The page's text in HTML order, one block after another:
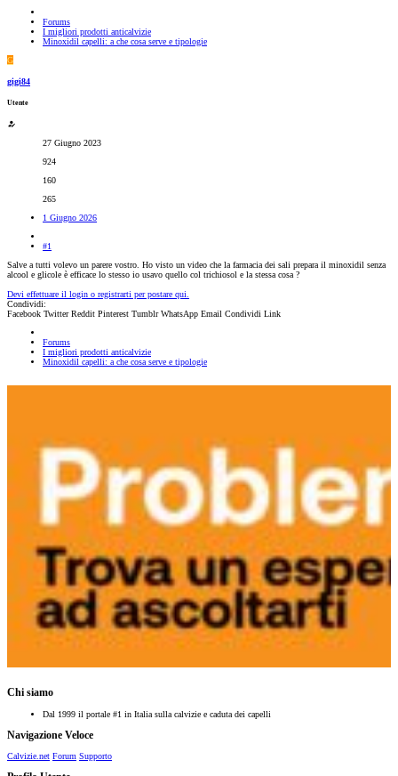
Forums
I migliori prodotti anticalvizie
Minoxidil capelli: a che cosa serve e tipologie
G
gigi84
Utente
27 Giugno 2023
924
160
265
1 Giugno 2026
#1
Salve a tutti volevo un parere vostro. Ho visto un video che la farmacia dei sali prepara il minoxidil senza
alcool e glicole è efficace lo stesso io usavo quello col trichiosol e la stessa cosa ?
Devi effettuare il login o registrarti per postare qui.
Condividi:
Facebook Twitter Reddit Pinterest Tumblr WhatsApp Email Condividi Link
Forums
I migliori prodotti anticalvizie
Minoxidil capelli: a che cosa serve e tipologie
Chi siamo
Dal 1999 il portale #1 in Italia sulla calvizie e caduta dei capelli
Navigazione Veloce
Calvizie.net Forum Supporto